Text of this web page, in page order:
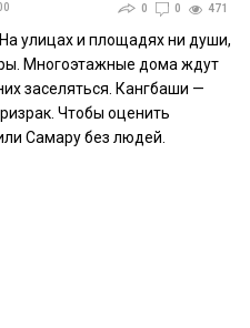
0 0 471
улицах и площадях ни души,
Многоэтажные дома ждут
заселяться. Кангбаши —
Чтобы оценить
Самару без людей.